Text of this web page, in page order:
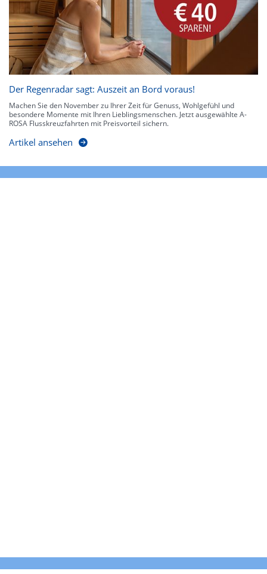
Der Regenradar sagt: Auszeit an Bord voraus!
Machen Sie den November zu Ihrer Zeit für Genuss, Wohlgefühl und
besondere Momente mit Ihren Lieblingsmenschen. Jetzt ausgewählte A-
ROSA Flusskreuzfahrten mit Preisvorteil sichern.
Artikel ansehen